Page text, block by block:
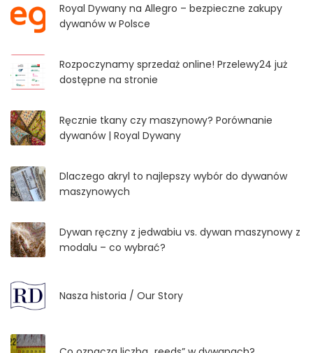
Royal Dywany na Allegro – bezpieczne zakupy
dywanów w Polsce
Rozpoczynamy sprzedaż online! Przelewy24 już
dostępne na stronie
Ręcznie tkany czy maszynowy? Porównanie
dywanów | Royal Dywany
Dlaczego akryl to najlepszy wybór do dywanów
maszynowych
Dywan ręczny z jedwabiu vs. dywan maszynowy z
modalu – co wybrać?
Nasza historia / Our Story